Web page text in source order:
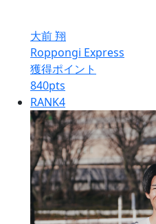
大前 翔
Roppongi Express
獲得ポイント
840pts
RANK4